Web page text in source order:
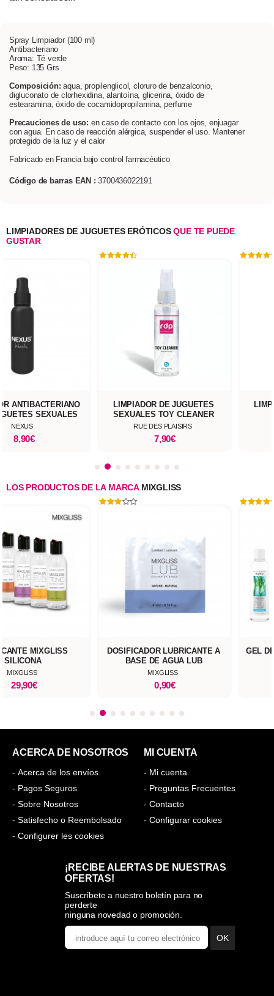
Spray Limpiador (100 ml)
Antibacteriano
Aroma: Té verde
Peso: 135 Grs
Composición: aqua, propilenglicol, cloruro de benzalconio,
digluconato de clorhexidina, alantoína, glicerina, óxido de
estearamina, óxido de cocamidopropilamina, perfume
Precauciones de uso: en caso de contacto con los ojos, enjuagar
con agua. En caso de reacción alérgica, suspender el uso. Mantener
protegido de la luz y el calor
Fabricado en Francia bajo control farmacéutico
Código de barras EAN : 3700436022191
LIMPIADORES DE JUGUETES ERÓTICOSQUE TE PUEDE
GUSTAR
ANTIBACTERIANO
SEXUALES
150ML
NEXUS
8,90€
LIMPIADOR DE JUGUETES
SEXUALES TOY CLEANER
RUE DES PLAISIRS
7,90€
LOS PRODUCTOS DE LA MARCA MIXGLISS
MIXGLISS
SILICONA
MIXGLISS
29,90€
DOSIFICADOR LUBRICANTE A
BASE DE AGUA LUB
MIXGLISS
0,90€
GEL
ACERCA DE NOSOTROS
- Acerca de los envíos
- Pagos Seguros
- Sobre Nosotros
- Satisfecho o Reembolsado
- Configurer les cookies
MI CUENTA
- Mi cuenta
- Preguntas Frecuentes
- Contacto
- Configurar cookies
¡RECIBE ALERTAS DE NUESTRAS
OFERTAS!
Suscríbete a nuestro boletín para no
perderte
ninguna novedad o promoción.
OK